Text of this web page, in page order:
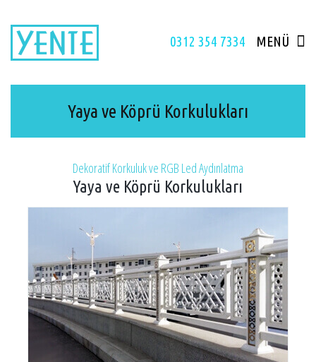
MENÜ
0312 354 7334
Yaya ve Köprü Korkulukları
Dekoratif Korkuluk ve RGB Led Aydınlatma
Yaya ve Köprü Korkulukları